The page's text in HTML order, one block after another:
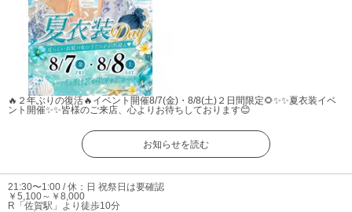
🔥２年ぶりの復活🔥イベント開催8/7(金)・8/8(土)２日間限定🌻✨✨夏衣装イベ
ント開催✨✨皆様のご来店、心よりお待ちしております😊
お知らせを読む
21:30〜1:00 / 休：日 祝祭日は要確認
￥5,100～￥8,000
R「佐賀駅」より徒歩10分